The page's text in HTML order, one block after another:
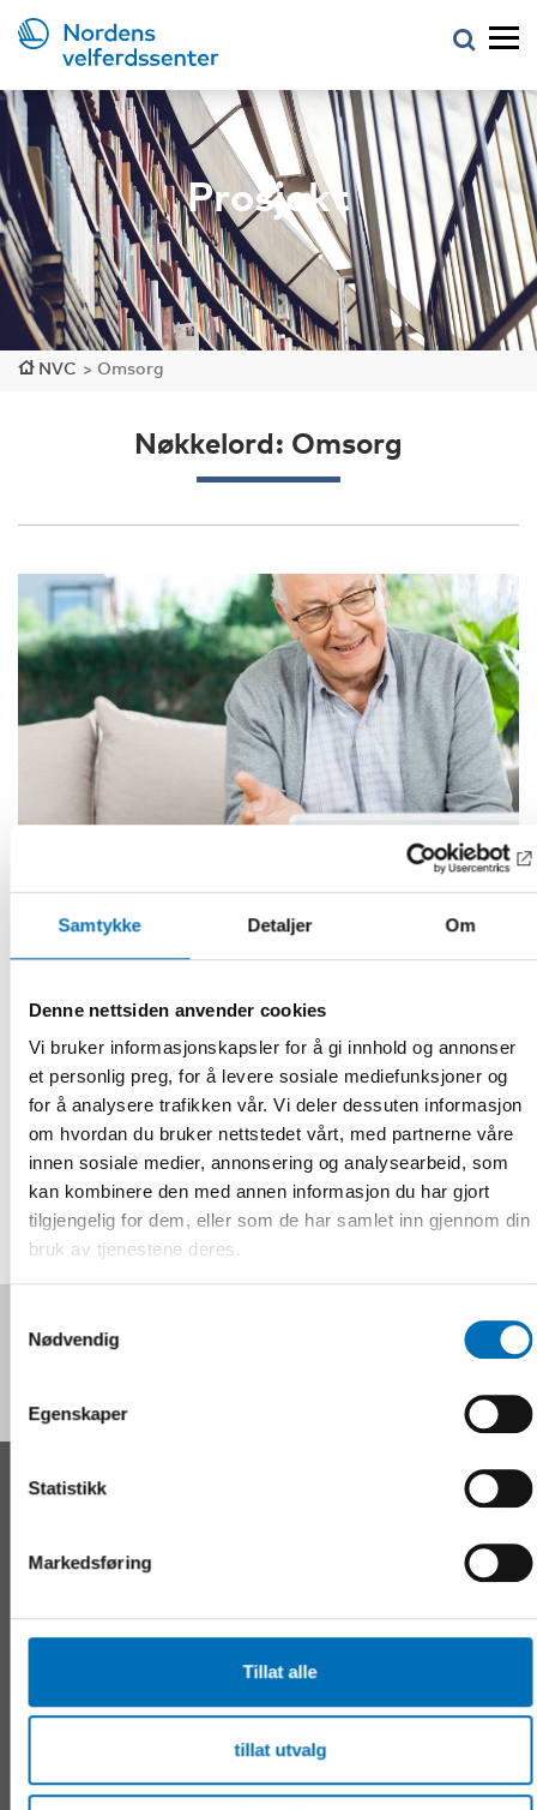
Samtykke Detaljer Om
Denne nettsiden anvender cookies
Vi bruker informasjonskapsler for å gi innhold og annonser
et personlig preg, for å levere sosiale mediefunksjoner og
for å analysere trafikken vår. Vi deler dessuten informasjon
om hvordan du bruker nettstedet vårt, med partnerne våre
innen sosiale medier, annonsering og analysearbeid, som
kan kombinere den med annen informasjon du har gjort
tilgjengelig for dem, eller som de har samlet inn gjennom din
bruk av tjenestene deres.
Nødvendig
Egenskaper
Statistikk
Markedsføring
Tillat alle
tillat utvalg
Prosjekt
NVC > Omsorg
Nøkkelord: Omsorg
Fullført
En aldrende befolkning og mange områder med fraflytting i
hele Norden gjør dig [...]
KONTAKT
Tel:+46 8 545 536 00
Nordens velferdssenter Finland
VÅRE FAGOMRÅDER